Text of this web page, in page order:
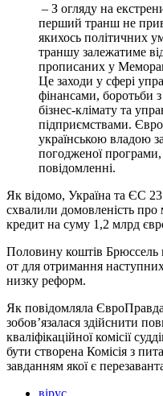
– З огляду на
перший транш не
якихось політичних
траншу залежатиме
прописаних у
Це заходи у сфері
фінансами, боротьби
бізнес-клімату та
підприємствами.
українською владою
погодженої програми,
повідомленні.
Як відомо, Україна та ЄС
схвалили домовленість
кредит на суму 1,2 млрд
Половину коштів Брюссель
от для отримання
низку реформ.
Як повідомляла
зобов’язалася здійснити
кваліфікаційної комісії
бути створена Комісія з
завданням якої є
вірус